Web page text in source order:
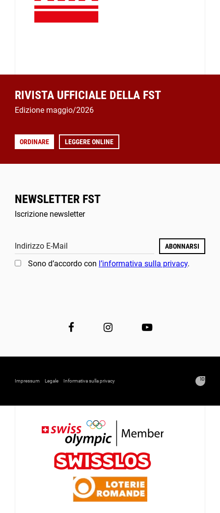
RIVISTA UFFICIALE DELLA FST
Edizione maggio/2026
ORDINARE LEGGERE ONLINE
NEWSLETTER FST
Iscrizione newsletter
Indirizzo E-Mail ABONNARSI
Sono d’accordo con l’informativa sulla privacy.
Impressum Legale Informativa sulla privacy